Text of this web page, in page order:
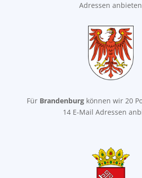
Adressen anbieten
Für Brandenburgkönnen wir 20
14 E-Mail Adressen